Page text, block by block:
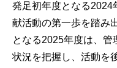
発足初年度となる2024
献活動の第一歩を踏み
となる2025年度は、
状況を把握し、活動を